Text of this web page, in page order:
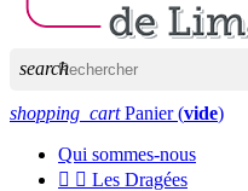
search
shopping_cart Panier (vide)
Qui sommes-nous
  Les Dragées